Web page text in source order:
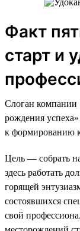
Факт
старт и
Слоган
рождения
к формированию
Цель — собрать
здесь работать
горящей
состоявшихся
свой